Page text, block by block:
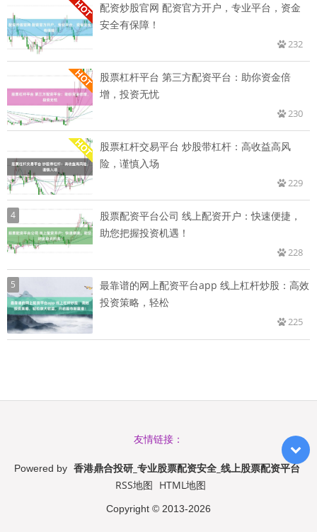
配资炒股官网 配资官方开户，专业平台，资金
安全有保障！
232
股票杠杆平台 第三方配资平台：助你资金倍
增，投资无忧
230
股票杠杆交易平台 炒股带杠杆：高收益高风
险，谨慎入场
229
4
股票配资平台公司 线上配资开户：快速便捷，
助您把握投资机遇！
228
5
最靠谱的网上配资平台app 线上杠杆炒股：高效
投资策略，轻松
225
友情链接：
Powered by 香港鼎合投研_专业股票配资安全_线上股票配资平台
RSS地图 HTML地图
Copyright © 2013-2026